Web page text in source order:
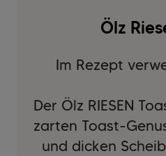
Ölz
Im Rezept
Der Ölz RIESEN
zarten Toast-
und dicken